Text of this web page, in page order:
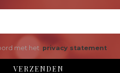
met het privacy statement